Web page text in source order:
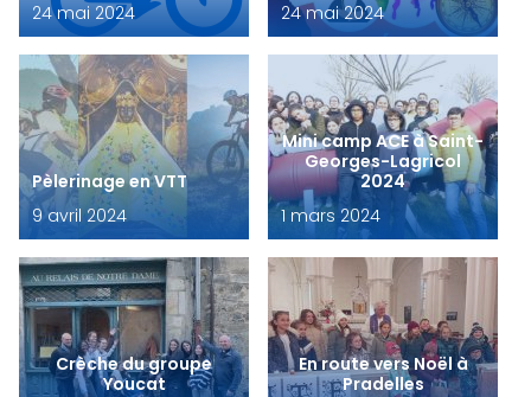
24 mai 2024
24 mai 2024
Pèlerinage en VTT
9 avril 2024
Mini camp ACE à Saint-
Georges-Lagricol
2024
1 mars 2024
Crèche du groupe
Youcat
En route vers Noël à
Pradelles